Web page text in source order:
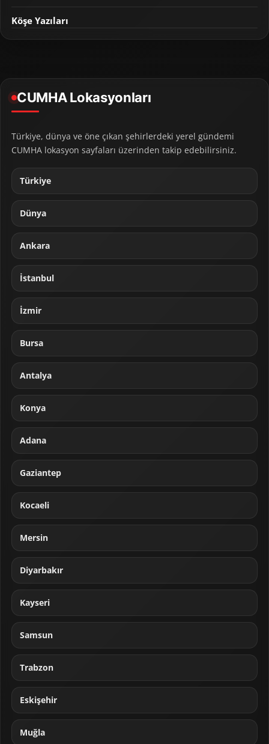
Köşe Yazıları
CUMHA Lokasyonları
Türkiye, dünya ve öne çıkan şehirlerdeki yerel gündemi
CUMHA lokasyon sayfaları üzerinden takip edebilirsiniz.
Türkiye
Dünya
Ankara
İstanbul
İzmir
Bursa
Antalya
Konya
Adana
Gaziantep
Kocaeli
Mersin
Diyarbakır
Kayseri
Samsun
Trabzon
Eskişehir
Muğla